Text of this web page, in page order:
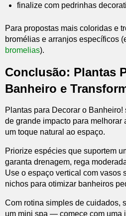
finalize com pedrinhas
Para propostas mais coloridas e
bromélias e arranjos específicos
bromelias).
Conclusão: Plantas
Banheiro e
Plantas para Decorar o
de grande impacto para melhorar
um toque natural ao espaço.
Priorize espécies que suportem
garanta drenagem, rega
Use o espaço vertical com vasos
nichos para otimizar banheiros
Com rotina simples de cuidados,
um mini spa — comece com uma